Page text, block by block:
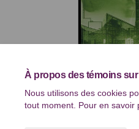
À propos des témoins
Nous utilisons des cookies
tout moment. Pour en savoir